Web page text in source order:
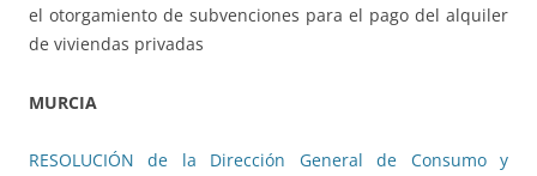
el otorgamiento de subvenciones para el pago del alquiler
de viviendas privadas
MURCIA
RESOLUCIÓN de la Dirección General de Consumo y